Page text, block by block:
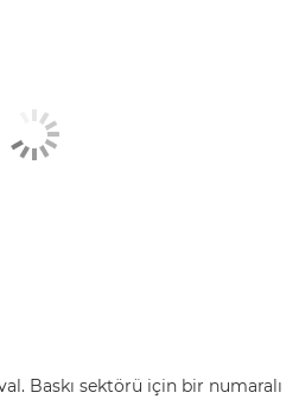
Baskı sektörü için bir numaralı